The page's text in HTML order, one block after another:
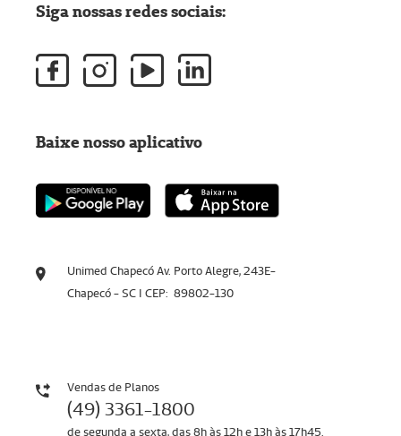
Unimed Chapecó Av. Porto Alegre, 243E-
Chapecó - SC I CEP: 89802-130
Vendas de Planos
(49) 3361-1800
de segunda a sexta, das 8h às 12h e 13h às 17h45.
Siga nossas redes sociais:
Baixe nosso aplicativo